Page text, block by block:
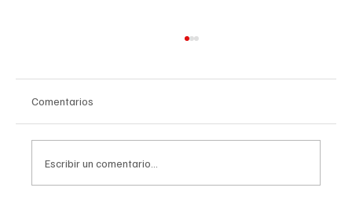
Comentarios
Escribir un comentario...